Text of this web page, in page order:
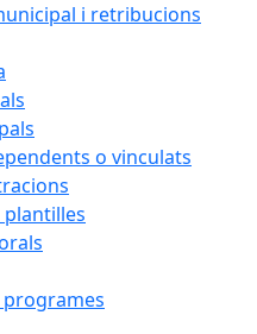
i retribucions
o vinculats
programes